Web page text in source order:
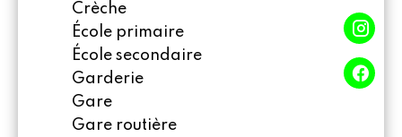
Crèche
École primaire
École secondaire
Garderie
Gare
Gare routière